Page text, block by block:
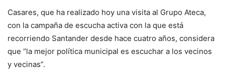
Casares, que ha realizado hoy una visita al Grupo Ateca,
con la campaña de escucha activa con la que está
recorriendo Santander desde hace cuatro años, considera
que “la mejor política municipal es escuchar a los vecinos
y vecinas”.